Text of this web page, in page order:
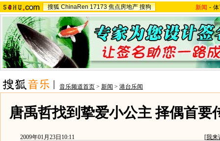
搜狐 ChinaRen 17173 焦点房地产 搜狗 新闻 -
音乐频道首页 > 新闻 > 港台乐闻
唐禹哲找到挚爱小公主 择偶首要
2009年01月23日10:11 [我来